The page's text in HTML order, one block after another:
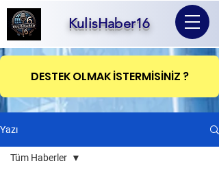
KulisHaber16
DESTEK OLMAK İSTERMİSİNİZ ?
Yazı
Tüm Haberler